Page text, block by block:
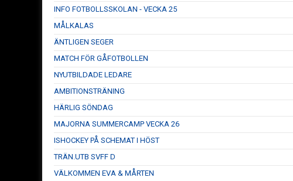
INFO FOTBOLLSSKOLAN - VECKA 25
MÅLKALAS
ÄNTLIGEN SEGER
MATCH FÖR GÅFOTBOLLEN
NYUTBILDADE LEDARE
AMBITIONSTRÄNING
HÄRLIG SÖNDAG
MAJORNA SUMMERCAMP VECKA 26
ISHOCKEY PÅ SCHEMAT I HÖST
TRÄN.UTB SVFF D
VÄLKOMMEN EVA & MÅRTEN